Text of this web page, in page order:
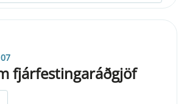
fjárfestingaráðgjöf